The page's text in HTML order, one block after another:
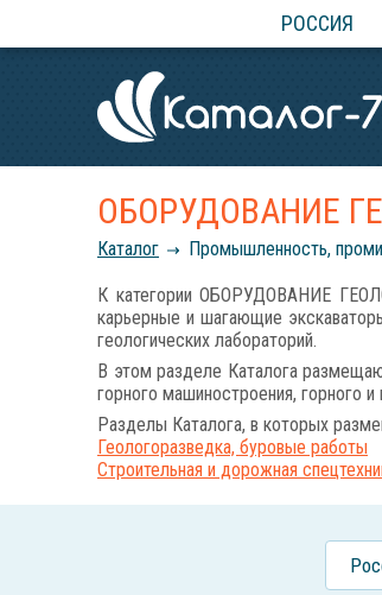
РОССИЯ
ОБОРУДОВАНИЕ
Каталог Промышленность,
К категории ОБОРУДОВАНИЕ
карьерные и шагающие
геологических лабораторий.
В этом разделе Каталога
горного машиностроения, горного
Разделы Каталога, в которых
Геологоразведка, буровые работы
Строительная и дорожная